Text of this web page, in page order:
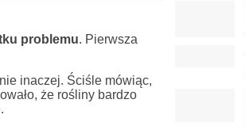
problemu. Pierwsza
inaczej. Ściśle mówiąc,
że rośliny bardzo